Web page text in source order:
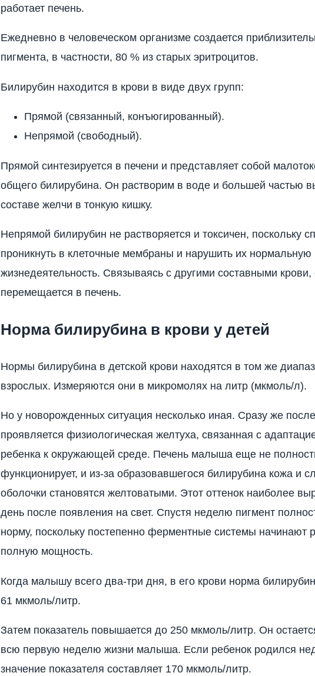
работает печень.
Ежедневно в человеческом организме создается
пигмента, в частности, 80 % из старых эритроцитов.
Билирубин находится в крови в виде двух групп:
Прямой (связанный, конъюгированный).
Непрямой (свободный).
Прямой синтезируется в печени и представляет собой
общего билирубина. Он растворим в воде и большей частью
составе желчи в тонкую кишку.
Непрямой билирубин не растворяется и токсичен, поскольку
проникнуть в клеточные мембраны и нарушить их нормальную
жизнедеятельность. Связываясь с другими составными крови,
перемещается в печень.
Норма билирубина в крови у детей
Нормы билирубина в детской крови находятся в том же
взрослых. Измеряются они в микромолях на литр (мкмоль/л).
Но у новорожденных ситуация несколько иная. Сразу же
проявляется физиологическая желтуха, связанная с
ребенка к окружающей среде. Печень малыша еще не
функционирует, и из-за образовавшегося билирубина кожа и
оболочки становятся желтоватыми. Этот оттенок наиболее
день после появления на свет. Спустя неделю пигмент
норму, поскольку постепенно ферментные системы начинают
полную мощность.
Когда малышу всего два-три дня, в его крови норма
61 мкмоль/литр.
Затем показатель повышается до 250 мкмоль/литр. Он
всю первую неделю жизни малыша. Если ребенок родился
значение показателя составляет 170 мкмоль/литр.